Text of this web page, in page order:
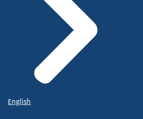
English